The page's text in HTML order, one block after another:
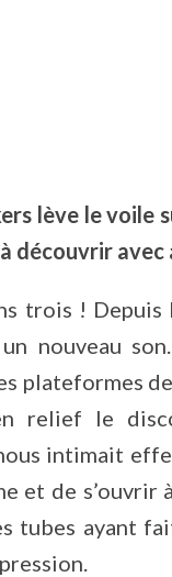
lève le voile
découvrir avec
trois !
nouveau
plateformes
relief le
intimait
et de s’ouvrir
tubes ayant